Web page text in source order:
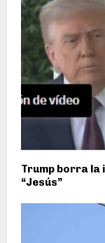
Trump borra la
“Jesús”